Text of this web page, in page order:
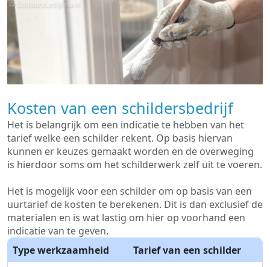
Kosten van een schildersbedrijf
Het is belangrijk om een indicatie te hebben van het
tarief welke een schilder rekent. Op basis hiervan
kunnen er keuzes gemaakt worden en de overweging
is hierdoor soms om het schilderwerk zelf uit te voeren.
Het is mogelijk voor een schilder om op basis van een
uurtarief de kosten te berekenen. Dit is dan exclusief de
materialen en is wat lastig om hier op voorhand een
indicatie van te geven.
Type werkzaamheid
Tarief van een schilder